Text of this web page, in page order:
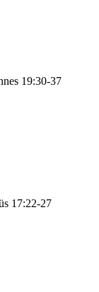
19:30-37
17:22-27